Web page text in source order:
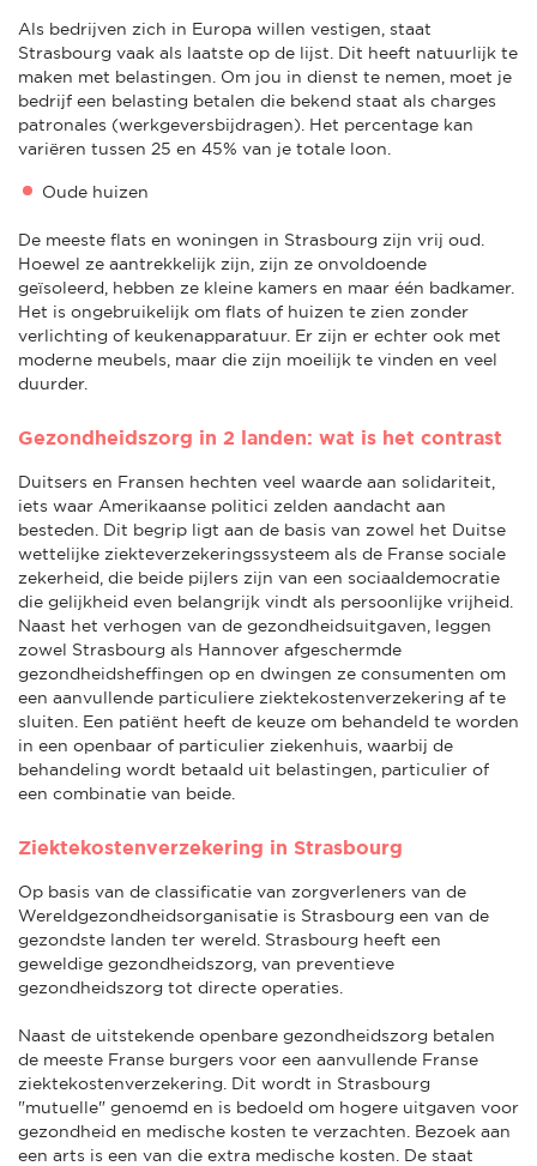
Als bedrijven zich in Europa willen vestigen, staat
Strasbourg vaak als laatste op de lijst. Dit heeft natuurlijk te
maken met belastingen. Om jou in dienst te nemen, moet je
bedrijf een belasting betalen die bekend staat als charges
patronales (werkgeversbijdragen). Het percentage kan
variëren tussen 25 en 45% van je totale loon.
Oude huizen
De meeste flats en woningen in Strasbourg zijn vrij oud.
Hoewel ze aantrekkelijk zijn, zijn ze onvoldoende
geïsoleerd, hebben ze kleine kamers en maar één badkamer.
Het is ongebruikelijk om flats of huizen te zien zonder
verlichting of keukenapparatuur. Er zijn er echter ook met
moderne meubels, maar die zijn moeilijk te vinden en veel
duurder.
Gezondheidszorg in 2 landen: wat is het contrast
Duitsers en Fransen hechten veel waarde aan solidariteit,
iets waar Amerikaanse politici zelden aandacht aan
besteden. Dit begrip ligt aan de basis van zowel het Duitse
wettelijke ziekteverzekeringssysteem als de Franse sociale
zekerheid, die beide pijlers zijn van een sociaaldemocratie
die gelijkheid even belangrijk vindt als persoonlijke vrijheid.
Naast het verhogen van de gezondheidsuitgaven, leggen
zowel Strasbourg als Hannover afgeschermde
gezondheidsheffingen op en dwingen ze consumenten om
een aanvullende particuliere ziektekostenverzekering af te
sluiten. Een patiënt heeft de keuze om behandeld te worden
in een openbaar of particulier ziekenhuis, waarbij de
behandeling wordt betaald uit belastingen, particulier of
een combinatie van beide.
Ziektekostenverzekering in Strasbourg
Op basis van de classificatie van zorgverleners van de
Wereldgezondheidsorganisatie is Strasbourg een van de
gezondste landen ter wereld. Strasbourg heeft een
geweldige gezondheidszorg, van preventieve
gezondheidszorg tot directe operaties.
Naast de uitstekende openbare gezondheidszorg betalen
de meeste Franse burgers voor een aanvullende Franse
ziektekostenverzekering. Dit wordt in Strasbourg
"mutuelle" genoemd en is bedoeld om hogere uitgaven voor
gezondheid en medische kosten te verzachten. Bezoek aan
een arts is een van die extra medische kosten. De staat